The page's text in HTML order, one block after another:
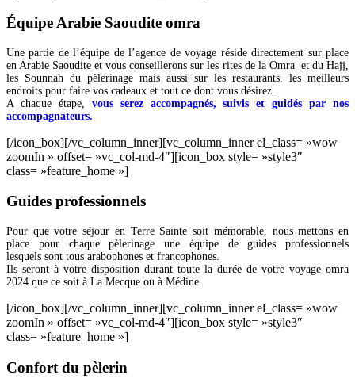
Équipe Arabie Saoudite omra
Une partie de l’équipe de l’agence de voyage réside directement sur place
en Arabie Saoudite et vous conseillerons sur les rites de la Omra et du Hajj,
les Sounnah du pèlerinage mais aussi sur les restaurants, les meilleurs
endroits pour faire vos cadeaux et tout ce dont vous désirez.
A chaque étape, vous serez accompagnés, suivis et guidés par nos
accompagnateurs.
[/icon_box][/vc_column_inner][vc_column_inner el_class= »wow
zoomIn » offset= »vc_col-md-4″][icon_box style= »style3″
class= »feature_home »]
Guides professionnels
Pour que votre séjour en Terre Sainte soit mémorable, nous mettons en
place pour chaque pèlerinage une équipe de guides professionnels
lesquels sont tous arabophones et francophones.
Ils seront à votre disposition durant toute la durée de votre voyage omra
2024 que ce soit à La Mecque ou à Médine.
[/icon_box][/vc_column_inner][vc_column_inner el_class= »wow
zoomIn » offset= »vc_col-md-4″][icon_box style= »style3″
class= »feature_home »]
Confort du pèlerin